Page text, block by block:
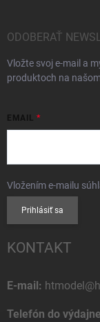
ODOBERAŤ
Vložte svoj e-mail a
produktoch na
EMAIL
Vložením e-mailu
Prihlásiť sa
KONTAKT
E-mail:
Telefón do